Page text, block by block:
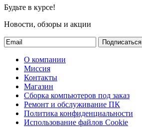
Будьте в курсе!
Новости, обзоры и акции
Подписаться
О компании
Миссия
Контакты
Магазин
Сборка компьютеров под заказ
Ремонт и обслуживание ПК
Политика конфиденциальности
Использование файлов Cookie